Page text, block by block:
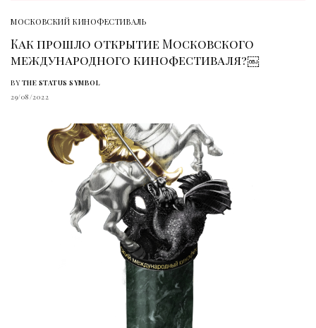
МОСКОВСКИЙ КИНОФЕСТИВАЛЬ
Как прошло открытие Московского
международного кинофестиваля?￼
BY THE STATUS SYMBOL
29/08/2022